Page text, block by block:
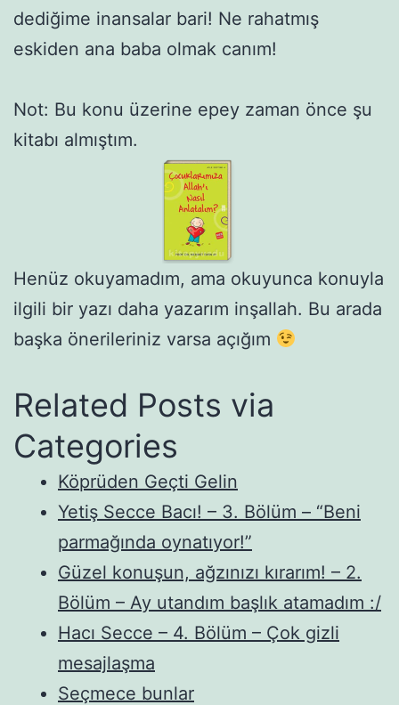
dediğime inansalar bari! Ne rahatmış
eskiden ana baba olmak canım!
Not: Bu konu üzerine epey zaman önce şu
kitabı almıştım.
Henüz okuyamadım, ama okuyunca konuyla
ilgili bir yazı daha yazarım inşallah. Bu arada
başka önerileriniz varsa açığım
Related Posts via
Categories
Köprüden Geçti Gelin
Yetiş Secce Bacı! – 3. Bölüm – “Beni
parmağında oynatıyor!”
Güzel konuşun, ağzınızı kırarım! – 2.
Bölüm – Ay utandım başlık atamadım :/
Hacı Secce – 4. Bölüm – Çok gizli
mesajlaşma
Seçmece bunlar